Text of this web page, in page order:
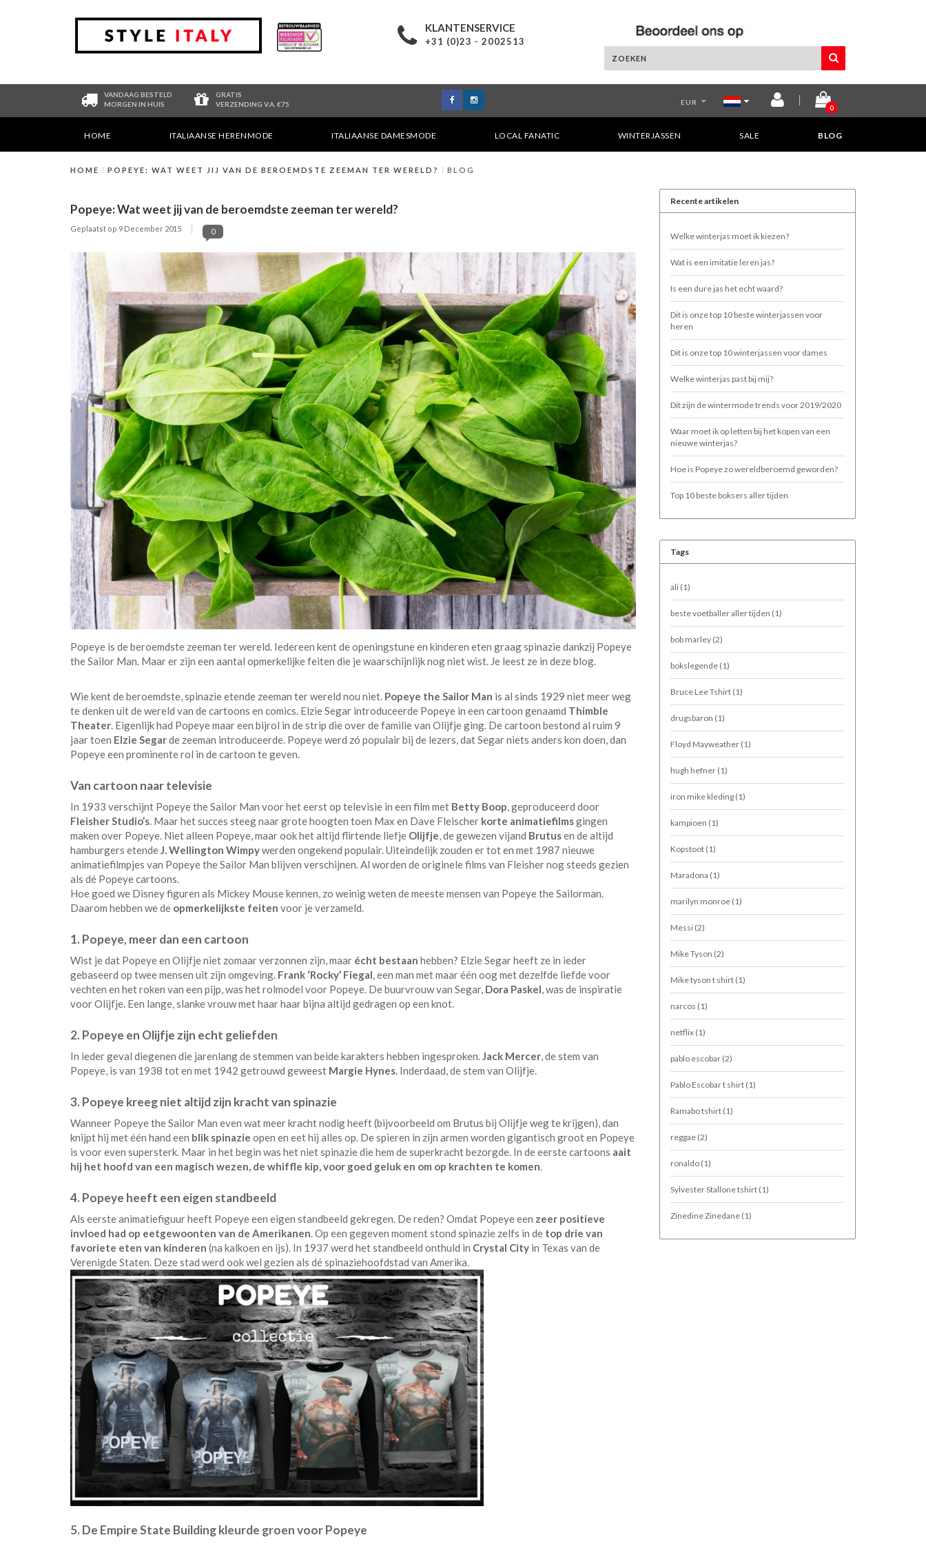
KLANTENSERVICE
+31 (0)23 - 2002513
VANDAAG BESTELD
MORGEN IN HUIS
GRATIS
VERZENDING V.A. €75
EUR
0
HOME ITALIAANSE HERENMODE ITALIAANSE DAMESMODE LOCAL FANATIC WINTERJASSEN SALE BLOG
HOME / POPEYE: WAT WEET JIJ VAN DE BEROEMDSTE ZEEMAN TER WERELD? / BLOG
Popeye: Wat weet jij van de beroemdste zeeman ter wereld?
Geplaatst op 9 December 2015 0
Popeye is de beroemdste zeeman ter wereld. Iedereen kent de openingstune en kinderen eten graag spinazie dankzij Popeye
the Sailor Man. Maar er zijn een aantal opmerkelijke feiten die je waarschijnlijk nog niet wist. Je leest ze in deze blog.
Wie kent de beroemdste, spinazie etende zeeman ter wereld nou niet. Popeye the Sailor Man is al sinds 1929 niet meer weg
te denken uit de wereld van de cartoons en comics. Elzie Segar introduceerde Popeye in een cartoon genaamd Thimble
Theater. Eigenlijk had Popeye maar een bijrol in de strip die over de familie van Olijfje ging. De cartoon bestond al ruim 9
jaar toen Elzie Segarde zeeman introduceerde. Popeye werd zó populair bij de lezers, dat Segar niets anders kon doen, dan
Popeye een prominente rol in de cartoon te geven.
Van cartoon naar televisie
In 1933 verschijnt Popeye the Sailor Man voor het eerst op televisie in een film met Betty Boop, geproduceerd door
Fleisher Studio’s. Maar het succes steeg naar grote hoogten toen Max en Dave Fleischer korte animatiefilmsgingen
maken over Popeye. Niet alleen Popeye, maar ook het altijd flirtende liefje Olijfje, de gewezen vijand Brutusen de altijd
hamburgers etendeJ. Wellington Wimpywerden ongekend populair. Uiteindelijk zouden er tot en met 1987 nieuwe
animatiefilmpjes van Popeye the Sailor Man blijven verschijnen. Al worden de originele films van Fleisher nog steeds gezien
als dé Popeye cartoons.
Hoe goed we Disney figuren als Mickey Mouse kennen, zo weinig weten de meeste mensen van Popeye the Sailorman.
Daarom hebben we de opmerkelijkste feiten voor je verzameld.
1. Popeye, meer dan een cartoon
Wist je dat Popeye en Olijfje niet zomaar verzonnen zijn, maar écht bestaan hebben? Elzie Segar heeft ze in ieder
gebaseerd op twee mensen uit zijn omgeving. Frank ‘Rocky’ Fiegal, een man met maar één oog met dezelfde liefde voor
vechten en het roken van een pijp, was het rolmodel voor Popeye. De buurvrouw van Segar, Dora Paskel, was de inspiratie
voor Olijfje. Een lange, slanke vrouw met haar haar bijna altijd gedragen op een knot.
2. Popeye en Olijfje zijn echt geliefden
In ieder geval diegenen die jarenlang de stemmen van beide karakters hebben ingesproken.Jack Mercer, de stem van
Popeye, is van 1938 tot en met 1942 getrouwd geweest Margie Hynes. Inderdaad, de stem van Olijfje.
3. Popeye kreeg niet altijd zijn kracht van spinazie
Wanneer Popeye the Sailor Man even wat meer kracht nodig heeft (bijvoorbeeld om Brutus bij Olijfje weg te krijgen), dan
knijpt hij met één hand een blik spinazie open en eet hij alles op. De spieren in zijn armen worden gigantisch groot en Popeye
is voor even supersterk. Maar in het begin was het niet spinazie die hem de superkracht bezorgde. In de eerste cartoons aait
hij het hoofd van een magisch wezen, de whiffle kip,voor goed geluk en om op krachten te komen.
4. Popeye heeft een eigen standbeeld
Als eerste animatiefiguur heeft Popeye een eigen standbeeld gekregen. De reden? Omdat Popeye een zeer positieve
invloed had op eetgewoonten van de Amerikanen. Op een gegeven moment stond spinazie zelfs in de top drie van
favoriete eten van kinderen (na kalkoen en ijs). In 1937 werd het standbeeld onthuld in Crystal City in Texas van de
Verenigde Staten. Deze stad werd ook wel gezien als dé spinaziehoofdstad van Amerika.
5. De Empire State Building kleurde groen voor Popeye
Recente artikelen
Welke winterjas moet ik kiezen?
Wat is een imitatie leren jas?
Is een dure jas het echt waard?
Dit is onze top 10 beste winterjassen voor
heren
Dit is onze top 10 winterjassen voor dames
Welke winterjas past bij mij?
Dit zijn de wintermode trends voor 2019/2020
Waar moet ik op letten bij het kopen van een
nieuwe winterjas?
Hoe is Popeye zo wereldberoemd geworden?
Top 10 beste boksers aller tijden
Tags
ali (1)
beste voetballer aller tijden (1)
bob marley (2)
bokslegende (1)
Bruce Lee Tshirt (1)
drugsbaron (1)
Floyd Mayweather (1)
hugh hefner (1)
iron mike kleding (1)
kampioen (1)
Kopstoot (1)
Maradona (1)
marilyn monroe (1)
Messi (2)
Mike Tyson (2)
Mike tyson t shirt (1)
narcos (1)
netflix (1)
pablo escobar (2)
Pablo Escobar t shirt (1)
Ramabo tshirt (1)
reggae (2)
ronaldo (1)
Sylvester Stallone tshirt (1)
Zinedine Zinedane (1)